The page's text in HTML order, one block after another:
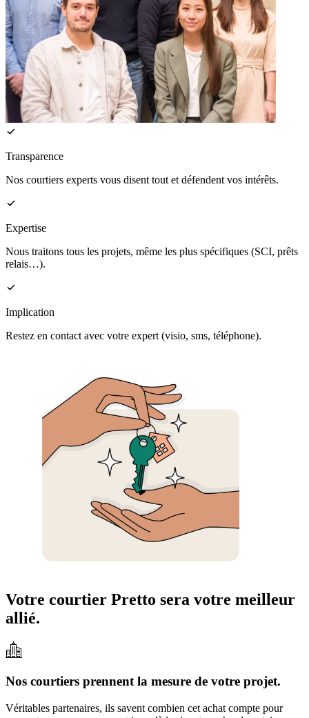
Transparence
Nos courtiers experts vous disent tout et défendent vos intérêts.
Expertise
Nous traitons tous les projets, même les plus spécifiques (SCI, prêts
relais…).
Implication
Restez en contact avec votre expert (visio, sms, téléphone).
Votre courtier Pretto sera votre meilleur
allié.
Nos courtiers prennent la mesure de votre projet.
Véritables partenaires, ils savent combien cet achat compte pour